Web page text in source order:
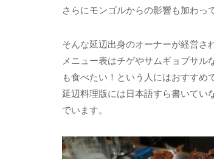
さらにモンゴルからの影響も加わっ
そんな延辺出身のオーナーが経営さ
メニュー表はチゲやサムギョプサル
も食べたい！という人にはおすすめ
延辺料理版には日本語すら書いてい
でいます。